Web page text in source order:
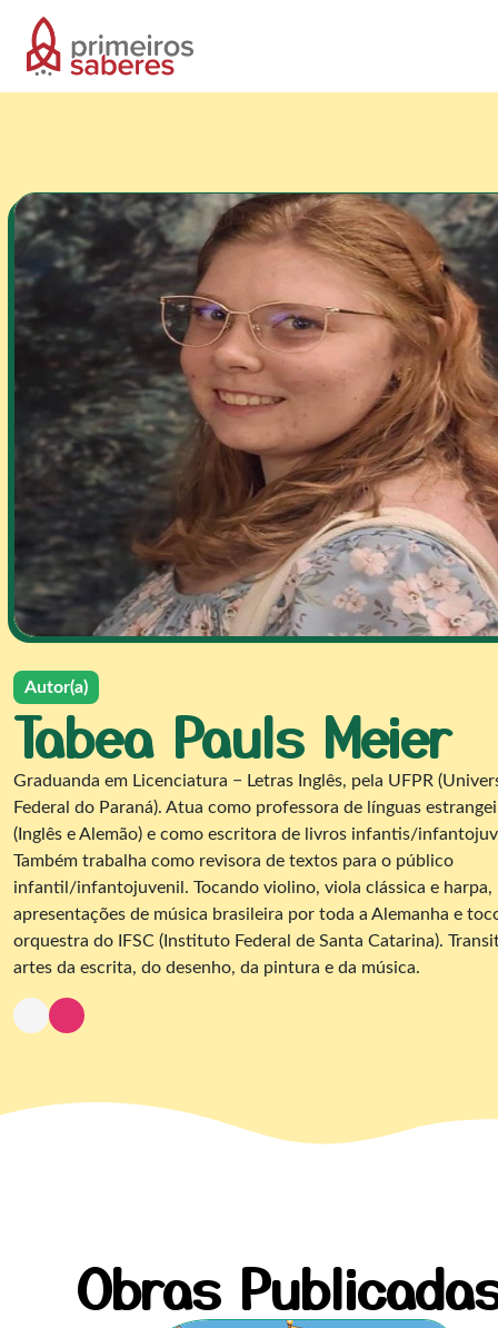
Autor(a)
Tabea Pauls Meier
Graduanda em Licenciatura − Letras Inglês, pela UFPR
Federal do Paraná). Atua como professora de línguas
(Inglês e Alemão) e como escritora de livros infantis/
Também trabalha como revisora de textos para o público
infantil/infantojuvenil. Tocando violino, viola clássica e harpa,
apresentações de música brasileira por toda a Alemanha e
orquestra do IFSC (Instituto Federal de Santa Catarina).
artes da escrita, do desenho, da pintura e da música.
Obras